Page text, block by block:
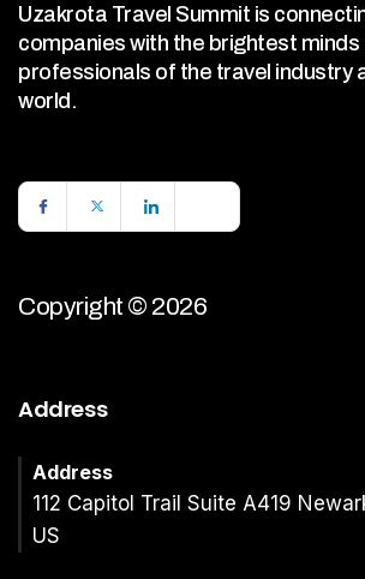
Uzakrota Travel Summit is
companies with the brightest minds
professionals of the travel industry
world.
Copyright © 2026
Address
Address
112 Capitol Trail Suite A419
US